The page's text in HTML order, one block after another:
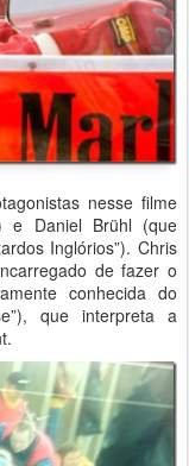
nesse filme
e Daniel Brühl (que
Inglórios”). Chris
de fazer o
conhecida do
que interpreta a